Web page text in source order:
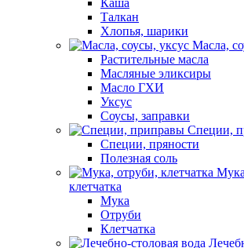
Каша
Талкан
Хлопья, шарики
Масла,
Растительные масла
Масляные эликсиры
Масло ГХИ
Уксус
Соусы, заправки
Специи,
Специи, пряности
Полезная соль
клетчатка
Мука
Отруби
Клетчатка